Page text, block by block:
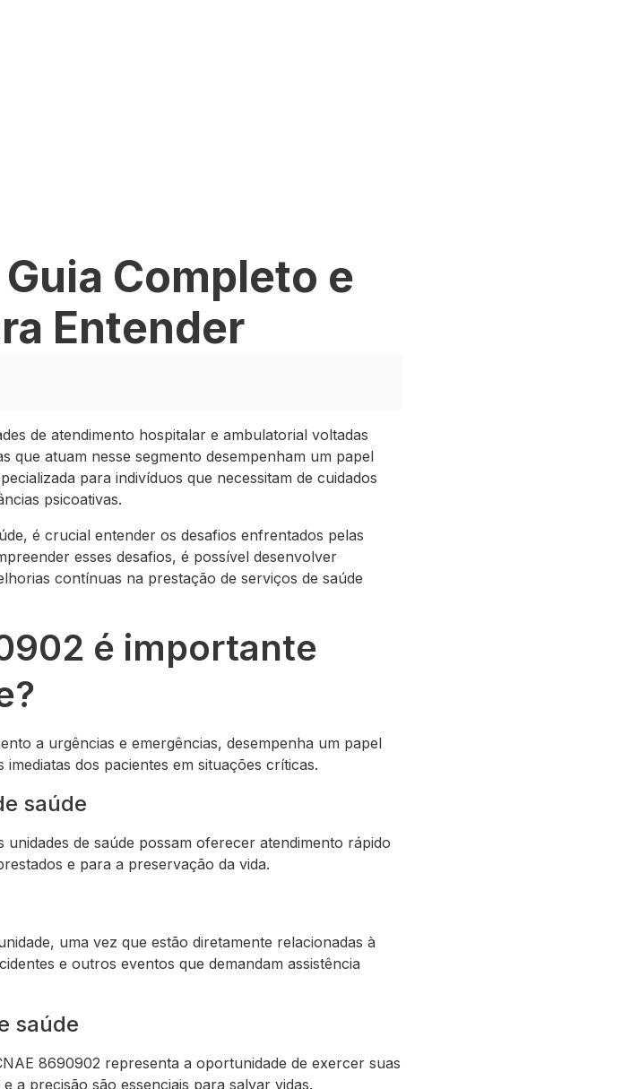
Completo e
Entender
de atendimento hospitalar e ambulatorial voltadas
que atuam nesse segmento desempenham um papel
para indivíduos que necessitam de cuidados
psicoativas.
é crucial entender os desafios enfrentados pelas
esses desafios, é possível desenvolver
contínuas na prestação de serviços de saúde
é importante
a urgências e emergências, desempenha um papel
dos pacientes em situações críticas.
saúde
de saúde possam oferecer atendimento rápido
e para a preservação da vida.
uma vez que estão diretamente relacionadas à
e outros eventos que demandam assistência
saúde
8690902 representa a oportunidade de exercer suas
a precisão são essenciais para salvar vidas.